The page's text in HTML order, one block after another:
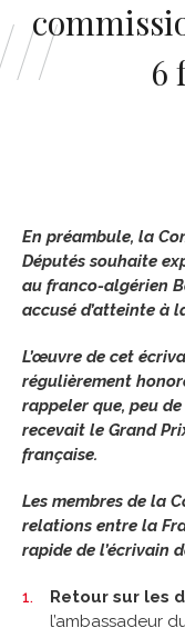
6
En préambule, la
Députés souhaite
au franco-algérien
accusé d’atteinte à
L’œuvre de cet
régulièrement
rappeler que, peu
recevait le Grand
française.
Les membres de la
relations entre la
rapide de l’écrivain
Retour sur les
l’ambassadeur